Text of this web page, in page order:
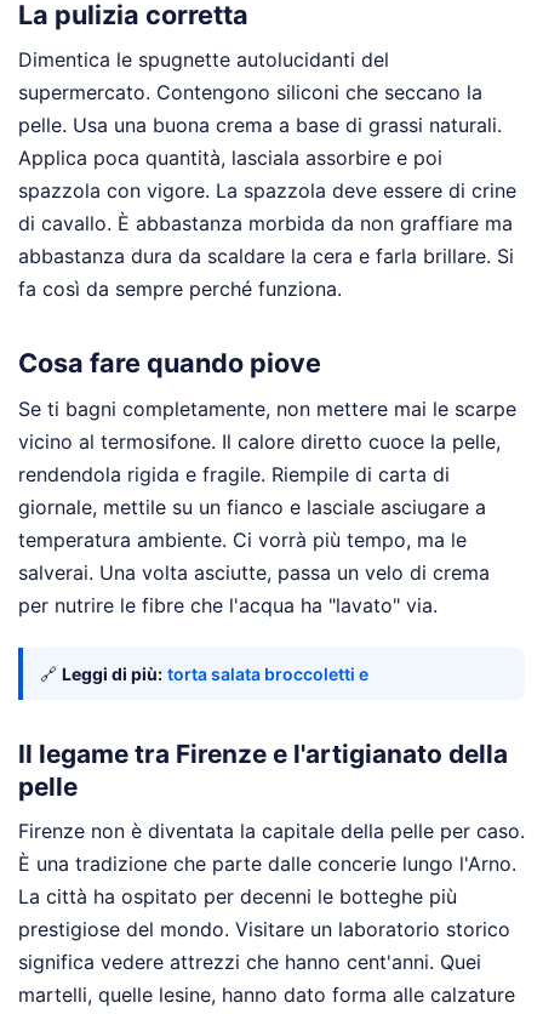
La pulizia corretta
Dimentica le spugnette autolucidanti del
supermercato. Contengono siliconi che seccano la
pelle. Usa una buona crema a base di grassi naturali.
Applica poca quantità, lasciala assorbire e poi
spazzola con vigore. La spazzola deve essere di crine
di cavallo. È abbastanza morbida da non graffiare ma
abbastanza dura da scaldare la cera e farla brillare. Si
fa così da sempre perché funziona.
Cosa fare quando piove
Se ti bagni completamente, non mettere mai le scarpe
vicino al termosifone. Il calore diretto cuoce la pelle,
rendendola rigida e fragile. Riempile di carta di
giornale, mettile su un fianco e lasciale asciugare a
temperatura ambiente. Ci vorrà più tempo, ma le
salverai. Una volta asciutte, passa un velo di crema
per nutrire le fibre che l'acqua ha "lavato" via.
🔗 Leggi di più: torta salata broccoletti e
Il legame tra Firenze e l'artigianato della
pelle
Firenze non è diventata la capitale della pelle per caso.
È una tradizione che parte dalle concerie lungo l'Arno.
La città ha ospitato per decenni le botteghe più
prestigiose del mondo. Visitare un laboratorio storico
significa vedere attrezzi che hanno cent'anni. Quei
martelli, quelle lesine, hanno dato forma alle calzature